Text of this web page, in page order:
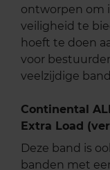
ontworpen om
veiligheid te
hoeft te doen
voor
veelzijdige
Continental
Extra Load
Deze band is
banden met